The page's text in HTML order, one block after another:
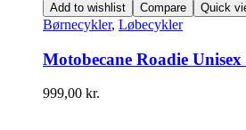
Add to wishlist Compare Quick
Børnecykler, Løbecykler
Motobecane Roadie
999,00 kr.